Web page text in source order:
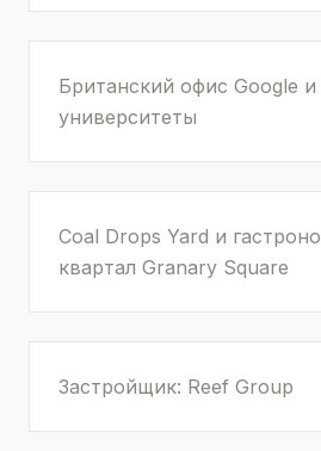
Британский офис Google
университеты
Coal Drops Yard и
квартал Granary Square
Застройщик: Reef Group